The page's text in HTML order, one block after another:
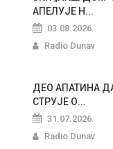
АПЕЛУЈЕ Н...
03.08.2026.
Radio Dunav
ДЕО АПАТИНА
СТРУЈЕ О...
31.07.2026.
Radio Dunav